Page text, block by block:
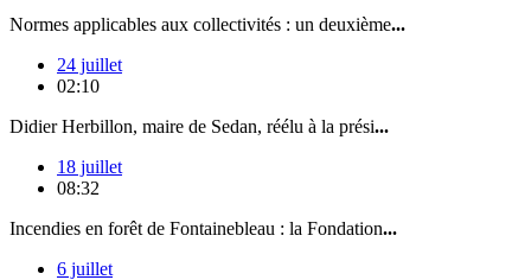
Normes applicables aux collectivités : un deuxième...
24 juillet
02:10
Didier Herbillon, maire de Sedan, réélu à la prési...
18 juillet
08:32
Incendies en forêt de Fontainebleau : la Fondation...
6 juillet